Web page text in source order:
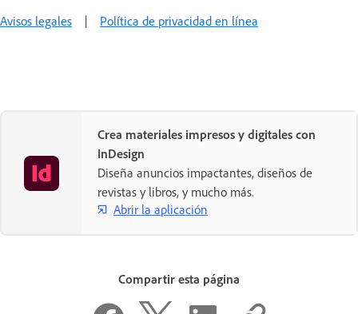
Avisos legales | Política de privacidad en línea
Crea materiales impresos y digitales con
InDesign
Diseña anuncios impactantes, diseños de
revistas y libros, y mucho más.
Abrir la aplicación
Compartir esta página